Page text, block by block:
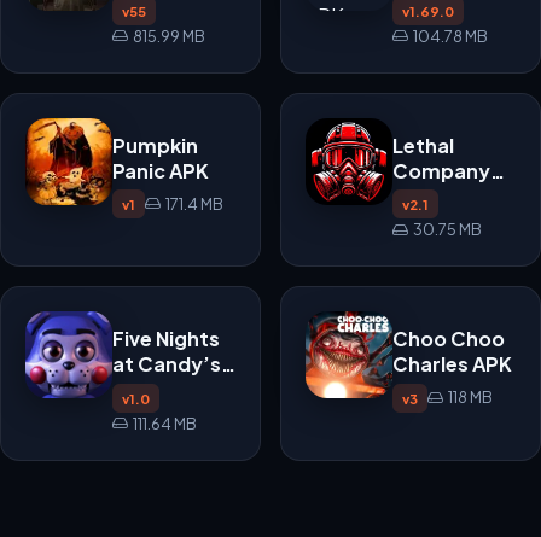
v55
815.99 MB
v1.69.0
104.78 MB
Pumpkin
Panic APK
v1 171.4 MB
Lethal
Company
APK
v2.1
30.75 MB
Five Nights
at Candy’s
APK
v1.0
111.64 MB
Choo Choo
Charles APK
v3 118 MB